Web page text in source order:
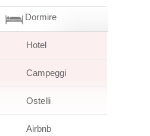
Dormire
Hotel
Campeggi
Ostelli
Airbnb